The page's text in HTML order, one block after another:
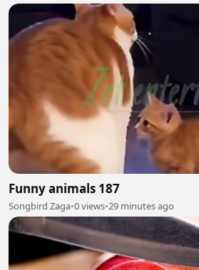
Funny animals 187
Songbird Zaga•0 views•29 minutes ago